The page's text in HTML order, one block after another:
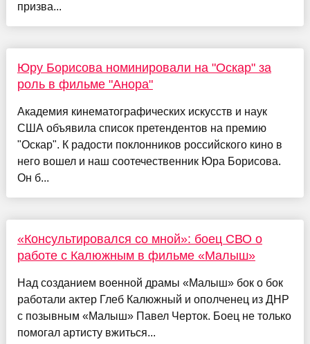
призва...
Юру Борисова номинировали на "Оскар" за
роль в фильме "Анора"
Академия кинематографических искусств и наук
США объявила список претендентов на премию
"Оскар". К радости поклонников российского кино в
него вошел и наш соотечественник Юра Борисова.
Он б...
«Консультировался со мной»: боец СВО о
работе с Калюжным в фильме «Малыш»
Над созданием военной драмы «Малыш» бок о бок
работали актер Глеб Калюжный и ополченец из ДНР
с позывным «Малыш» Павел Черток. Боец не только
помогал артисту вжиться...